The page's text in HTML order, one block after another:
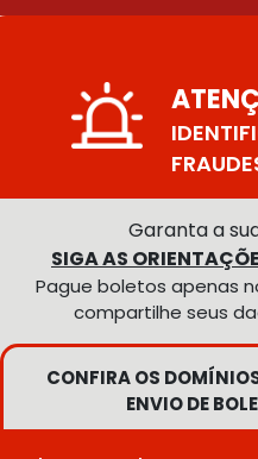
Garanta a
SIGA AS
Pague boletos apenas
compartilhe seus
CONFIRA OS
ENVIO DE